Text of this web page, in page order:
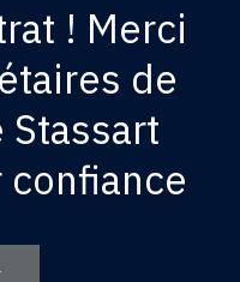
! Merci
de